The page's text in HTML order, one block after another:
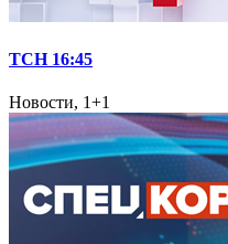
ТСН 16:45
Новости, 1+1